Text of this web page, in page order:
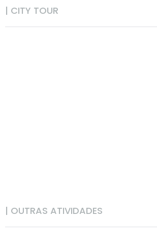
| CITY TOUR
| OUTRAS ATIVIDADES